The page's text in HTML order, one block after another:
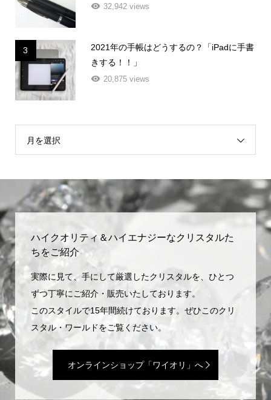
32,942 views
3
2021年の手帳はどうするの？「iPadに手書
きする！！」
20,875 views
月を選択
ハイクオリティ＆ハイエナジーなクリスタルた
ちをご紹介
実際に見て、手にして厳選したクリスタルを、ひとつ
ずつ丁寧にご紹介・販売いたしております。
このスタイルで15年間続けております。ぜひこのクリ
スタル・ワールドをご覧ください。
オンラインショップ「ワイオリ」へ